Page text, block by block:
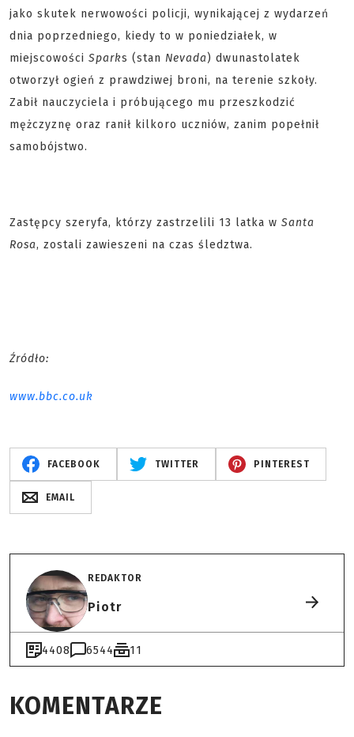
jako skutek nerwowości policji, wynikającej z wydarzeń
dnia poprzedniego, kiedy to w poniedziałek, w
miejscowości Sparks (stan Nevada) dwunastolatek
otworzył ogień z prawdziwej broni, na terenie szkoły.
Zabił nauczyciela i próbującego mu przeszkodzić
mężczyznę oraz ranił kilkoro uczniów, zanim popełnił
samobójstwo.
Zastępcy szeryfa, którzy zastrzelili 13 latka w Santa
Rosa, zostali zawieszeni na czas śledztwa.
Źródło:
www.bbc.co.uk
FACEBOOK TWITTER PINTEREST
EMAIL
REDAKTOR
Piotr
4408 6544 11
KOMENTARZE